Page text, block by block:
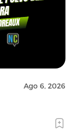
Ago 6, 2026